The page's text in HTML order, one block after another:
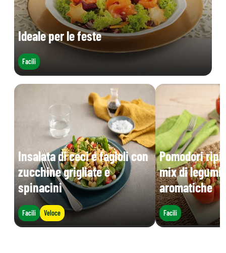
Ideale per le feste
Facili
Insalata di ceci e fagioli con
zucchine grigliate e
spinacini
Facili Veloce
Pomodori
mix di legumi
aromatiche
Facili